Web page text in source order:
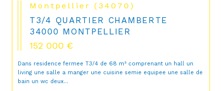
Montpellier (34070)
T3/4 QUARTIER CHAMBERTE
34000 MONTPELLIER
152 000 €
Dans residence fermee T3/4 de 68 m² comprenant un hall un
living une salle a manger une cuisine semie equipee une salle de
bain un wc deux...